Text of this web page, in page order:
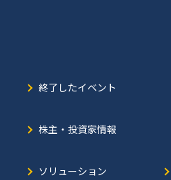
終了したイベント
株主・投資家情報
ソリューション